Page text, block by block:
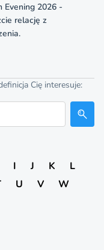
Evening 2026 -
relację z
Cię interesuje:
I J K
L
U V
W